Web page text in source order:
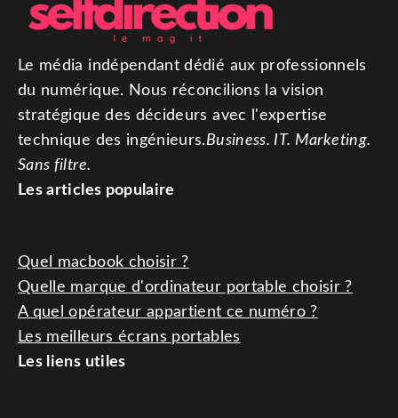
Le média indépendant dédié aux professionnels
du numérique. Nous réconcilions la vision
stratégique des décideurs avec l'expertise
technique des ingénieurs.Business. IT. Marketing.
Sans filtre.
Les articles populaire
Quel macbook choisir ?
Quelle marque d'ordinateur portable choisir ?
A quel opérateur appartient ce numéro ?
Les meilleurs écrans portables
Les liens utiles